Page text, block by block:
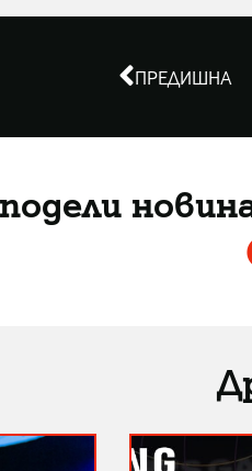
ПРЕДИШНА